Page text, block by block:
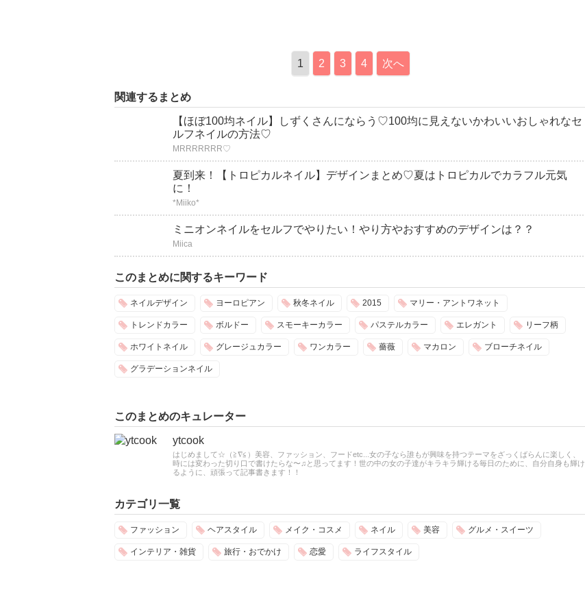
1 2 3 4 次へ
関連するまとめ
【ほぼ100均ネイル】しずくさんにならう♡100均に見えないかわいいおしゃれなセ
ルフネイルの方法♡
MRRRRRRR♡
夏到来！【トロピカルネイル】デザインまとめ♡夏はトロピカルでカラフル元気
に！
*Miiko*
ミニオンネイルをセルフでやりたい！やり方やおすすめのデザインは？？
Miica
このまとめに関するキーワード
ネイルデザイン ヨーロピアン 秋冬ネイル 2015 マリー・アントワネット
トレンドカラー ボルドー スモーキーカラー パステルカラー エレガント リーフ柄
ホワイトネイル グレージュカラー ワンカラー 薔薇 マカロン ブローチネイル
グラデーションネイル
このまとめのキュレーター
ytcook
はじめまして☆（≧∇≦）美容、ファッション、フードetc...女の子なら誰もが興味を持つテーマをざっくばらんに楽しく、
時には変わった切り口で書けたらな〜♫と思ってます！世の中の女の子達がキラキラ輝ける毎日のために、自分自身も輝け
るように、頑張って記事書きます！！
カテゴリ一覧
ファッション ヘアスタイル メイク・コスメ ネイル 美容 グルメ・スイーツ
インテリア・雑貨 旅行・おでかけ 恋愛 ライフスタイル